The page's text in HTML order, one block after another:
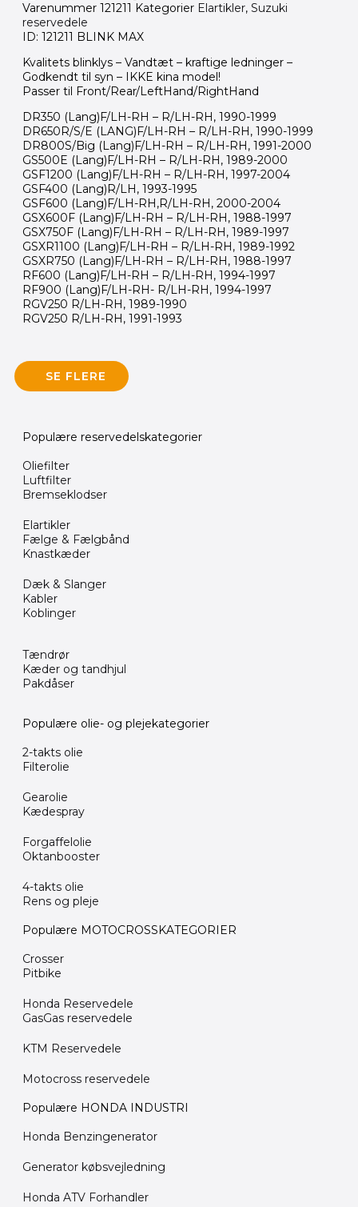
Varenummer 121211 Kategorier Elartikler, Suzuki
reservedele
ID: 121211 BLINK MAX
Kvalitets blinklys – Vandtæt – kraftige ledninger –
Godkendt til syn – IKKE kina model!
Passer til Front/Rear/LeftHand/RightHand
DR350 (Lang)F/LH-RH – R/LH-RH, 1990-1999
DR650R/S/E (LANG)F/LH-RH – R/LH-RH, 1990-1999
DR800S/Big (Lang)F/LH-RH – R/LH-RH, 1991-2000
GS500E (Lang)F/LH-RH – R/LH-RH, 1989-2000
GSF1200 (Lang)F/LH-RH – R/LH-RH, 1997-2004
GSF400 (Lang)R/LH, 1993-1995
GSF600 (Lang)F/LH-RH,R/LH-RH, 2000-2004
GSX600F (Lang)F/LH-RH – R/LH-RH, 1988-1997
GSX750F (Lang)F/LH-RH – R/LH-RH, 1989-1997
GSXR1100 (Lang)F/LH-RH – R/LH-RH, 1989-1992
GSXR750 (Lang)F/LH-RH – R/LH-RH, 1988-1997
RF600 (Lang)F/LH-RH – R/LH-RH, 1994-1997
RF900 (Lang)F/LH-RH- R/LH-RH, 1994-1997
RGV250 R/LH-RH, 1989-1990
RGV250 R/LH-RH, 1991-1993
SE FLERE
Populære reservedelskategorier
Oliefilter
Luftfilter
Bremseklodser
Elartikler
Fælge & Fælgbånd
Knastkæder
Dæk & Slanger
Kabler
Koblinger
Tændrør
Kæder og tandhjul
Pakdåser
Populære olie- og plejekategorier
2-takts olie
Filterolie
Gearolie
Kædespray
Forgaffelolie
Oktanbooster
4-takts olie
Rens og pleje
Populære MOTOCROSSKATEGORIER
Crosser
Pitbike
Honda Reservedele
GasGas reservedele
KTM Reservedele
Motocross reservedele
Populære HONDA INDUSTRI
Honda Benzingenerator
Generator købsvejledning
Honda ATV Forhandler